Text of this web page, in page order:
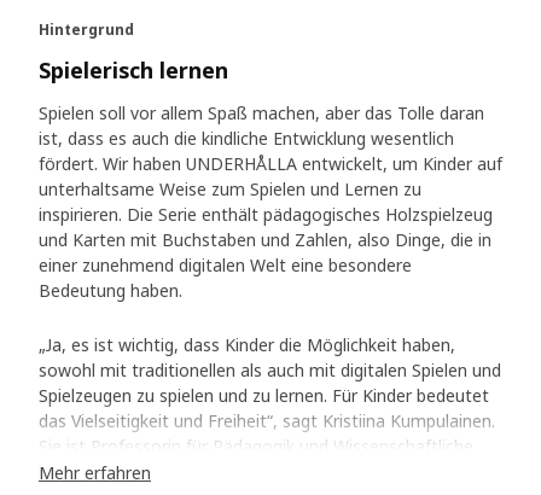
Hintergrund
Spielerisch lernen
Spielen soll vor allem Spaß machen, aber das Tolle daran
ist, dass es auch die kindliche Entwicklung wesentlich
fördert. Wir haben UNDERHÅLLA entwickelt, um Kinder auf
unterhaltsame Weise zum Spielen und Lernen zu
inspirieren. Die Serie enthält pädagogisches Holzspielzeug
und Karten mit Buchstaben und Zahlen, also Dinge, die in
einer zunehmend digitalen Welt eine besondere
Bedeutung haben.
„Ja, es ist wichtig, dass Kinder die Möglichkeit haben,
sowohl mit traditionellen als auch mit digitalen Spielen und
Spielzeugen zu spielen und zu lernen. Für Kinder bedeutet
das Vielseitigkeit und Freiheit“, sagt Kristiina Kumpulainen.
Sie ist Professorin für Pädagogik und Wissenschaftliche
Leiterin des Playful Learning Center an der Universität
Mehr erfahren